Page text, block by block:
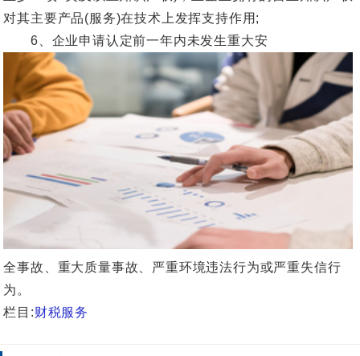
对其主要产品(服务)在技术上发挥支持作用;
6、企业申请认定前一年内未发生重大安
全事故、重大质量事故、严重环境违法行为或严重失信行
为。
栏目:财税服务